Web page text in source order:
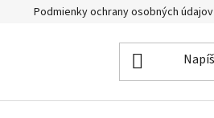
Podmienky ochrany osobných údajov